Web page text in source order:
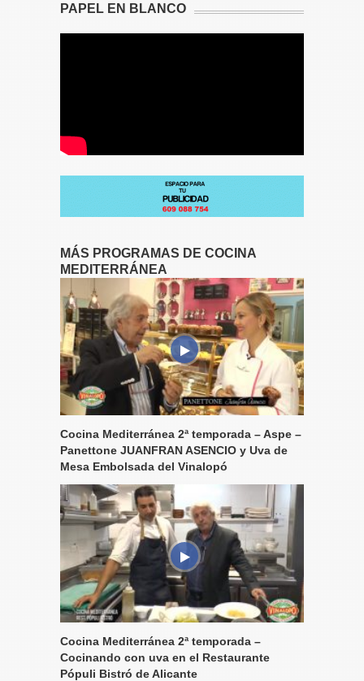
PAPEL EN BLANCO
MÁS PROGRAMAS DE COCINA
MEDITERRÁNEA
Cocina Mediterránea 2ª temporada – Aspe –
Panettone JUANFRAN ASENCIO y Uva de
Mesa Embolsada del Vinalopó
Cocina Mediterránea 2ª temporada –
Cocinando con uva en el Restaurante
Pópuli Bistró de Alicante